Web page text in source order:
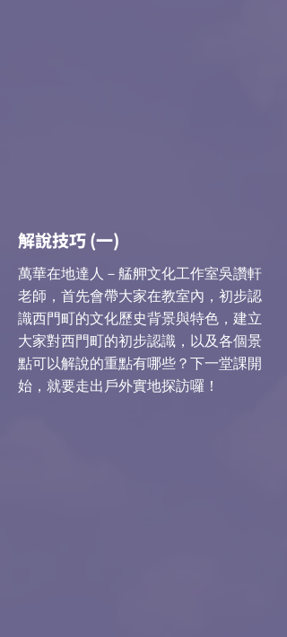
解說技巧 (一)
​萬華在地達人－艋舺文化工作室吳讚軒
老師，首先會帶大家在教室內，初步認
識西門町的文化歷史背景與特色，建立
大家對西門町的初步認識，以及各個景
點可以解說的重點有哪些？下一堂課開
始，就要走出戶外實地探訪囉！